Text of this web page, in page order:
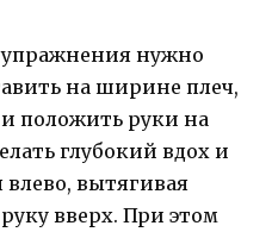
нужно
на ширине плеч,
и положить руки на
глубокий вдох и
вытягивая
вверх. При этом